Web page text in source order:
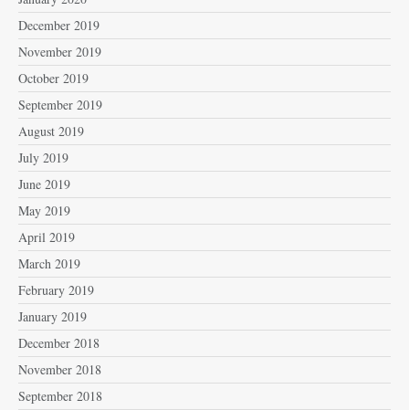
December 2019
November 2019
October 2019
September 2019
August 2019
July 2019
June 2019
May 2019
April 2019
March 2019
February 2019
January 2019
December 2018
November 2018
September 2018